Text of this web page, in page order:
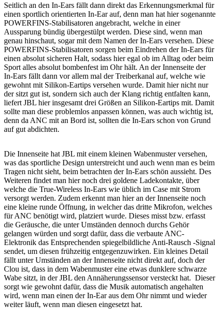
Seitlich an den In-Ears fällt dann direkt das Erkennungsmerkmal für
einen sportlich orientierten In-Ear auf, denn man hat hier sogenannte
POWERFINS-Stabilisatoren angebracht, welche in einer
Aussparung bündig übergestülpt werden. Diese sind, wenn man
genau hinschaut, sogar mit dem Namen der In-Ears versehen. Diese
POWERFINS-Stabilisatoren sorgen beim Eindrehen der In-Ears für
einen absolut sicheren Halt, sodass hier egal ob im Alltag oder beim
Sport alles absolut bombenfest im Ohr hält. An der Innenseite der
In-Ears fällt dann vor allem mal der Treiberkanal auf, welche wie
gewohnt mit Silikon-Eartips versehen wurde. Damit hier nicht nur
der sitzt gut ist, sondern sich auch der Klang richtig entfalten kann,
liefert JBL hier insgesamt drei Größen an Silikon-Eartips mit. Damit
sollte man diese problemlos anpassen können, was auch wichtig ist,
denn da ANC mit an Bord ist, sollten die In-Ears schon von Grund
auf gut abdichten.
Die Innenseite hat JBL mit einem kleinen Wabenmuster versehen,
was das sportliche Design unterstreicht und auch wenn man es beim
Tragen nicht sieht, beim betrachten der In-Ears schön aussieht. Des
Weiteren findet man hier noch drei goldene Ladekontakte, über
welche die True-Wireless In-Ears wie üblich im Case mit Strom
versorgt werden. Zudem erkennt man hier an der Innenseite noch
eine kleine runde Öffnung, in welcher das dritte Mikrofon, welches
für ANC benötigt wird, platziert wurde. Dieses misst bzw. erfasst
die Geräusche, die unter Umständen dennoch durchs Gehör
gelangen würden und sorgt dafür, dass die verbaute ANC-
Elektronik das Entsprechenden spiegelbildliche Anti-Rausch -Signal
sendet, um diesen frühzeitig entgegenzuwirken. Ein kleines Detail
fällt unter Umständen an der Innenseite nicht direkt auf, doch der
Clou ist, dass in dem Wabenmuster eine etwas dunklere schwarze
Wabe sitzt, in der JBL den Annäherungssensor versteckt hat. Dieser
sorgt wie gewohnt dafür, dass die Musik automatisch angehalten
wird, wenn man einen der In-Ear aus dem Ohr nimmt und wieder
weiter läuft, wenn man diesen eingesetzt hat.